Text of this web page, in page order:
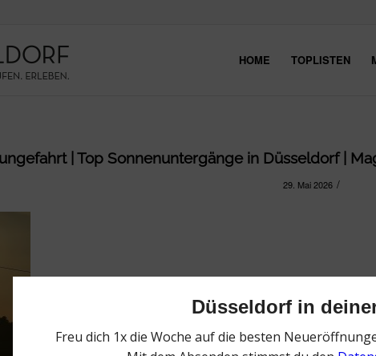
HOME TOPLISTEN
| Top Sonnenuntergänge in Düsseldorf |
29. Mai 2026 /